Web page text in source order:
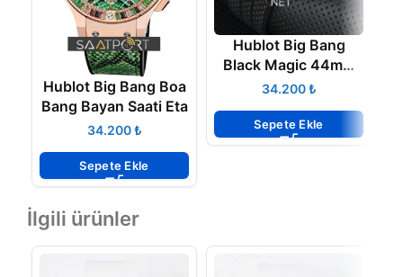
Hublot Big Bang Boa
Bang Bayan Saati Eta
₺
Sepete Ekle
Hublot Big Bang
Black Magic 44mm
Eta İsviçre
₺
Sepete Ekle
İlgili ürünler